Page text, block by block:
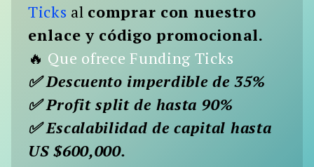
Ticks al comprar con nuestro
enlace y código promocional.
🔥 Que ofrece Funding Ticks
✅ Descuento imperdible de 35%
✅ Profit split de hasta 90%
✅ Escalabilidad de capital hasta
US $600,000.